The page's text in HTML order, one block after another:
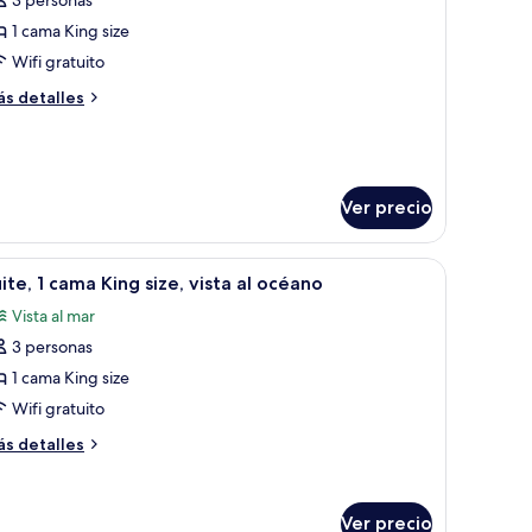
1 cama King size
Wifi gratuito
detalles
Ver precio
una cama con almohadones estampados, una cesta tejida y tapices de
Un edificio moderno con piscina, vista al
12 1 cama King size, vista al océano
Vista al mar
3 personas
1 cama King size
Wifi gratuito
detalles
Ver precio